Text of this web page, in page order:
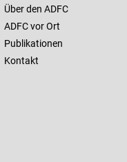
Über den ADFC
ADFC vor Ort
Publikationen
Kontakt